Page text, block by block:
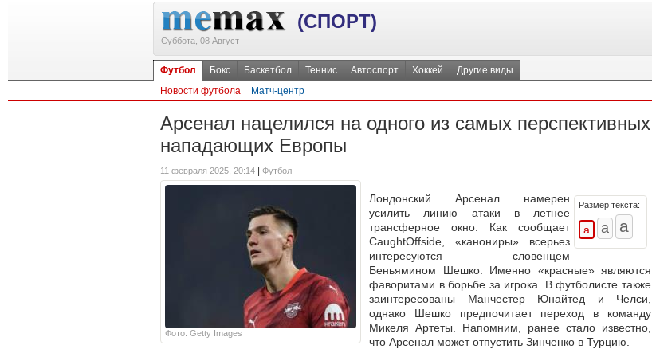
(СПОРТ)
Суббота, 08 Август
Футбол Бокс Баскетбол Теннис Автоспорт Хоккей
Другие виды
Новости футбола
Матч-центр
Арсенал нацелился на одного из самых перспективных
нападающих Европы
11 февраля 2025, 20:14 Футбол
Фото: Getty Images
Размер текста:
Лондонский Арсенал намерен
усилить линию атаки в летнее
трансферное окно. Как сообщает
CaughtOffside, «канониры» всерьез
интересуются словенцем
Беньямином Шешко. Именно «красные» являются
фаворитами в борьбе за игрока. В футболисте также
заинтересованы Манчестер Юнайтед и Челси,
однако Шешко предпочитает переход в команду
Микеля Артеты. Напомним, ранее стало известно,
что Арсенал может отпустить Зинченко в Турцию.